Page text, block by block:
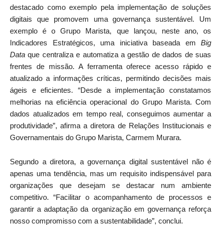
destacado como exemplo pela implementação de soluções
digitais que promovem uma governança sustentável. Um
exemplo é o Grupo Marista, que lançou, neste ano, os
Indicadores Estratégicos, uma iniciativa baseada em Big
Data que centraliza e automatiza a gestão de dados de suas
frentes de missão. A ferramenta oferece acesso rápido e
atualizado a informações críticas, permitindo decisões mais
ágeis e eficientes. “Desde a implementação constatamos
melhorias na eficiência operacional do Grupo Marista. Com
dados atualizados em tempo real, conseguimos aumentar a
produtividade”, afirma a diretora de Relações Institucionais e
Governamentais do Grupo Marista, Carmem Murara.
Segundo a diretora, a governança digital sustentável não é
apenas uma tendência, mas um requisito indispensável para
organizações que desejam se destacar num ambiente
competitivo. “Facilitar o acompanhamento de processos e
garantir a adaptação da organização em governança reforça
nosso compromisso com a sustentabilidade”, conclui.